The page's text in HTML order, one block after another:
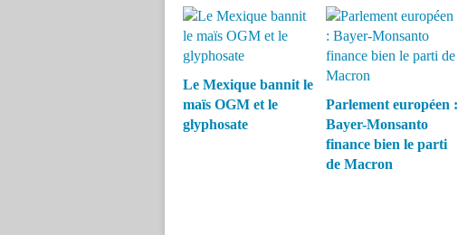
Le Mexique bannit le
maïs OGM et le
glyphosate
Parlement européen :
Bayer-Monsanto
finance bien le parti
de Macron